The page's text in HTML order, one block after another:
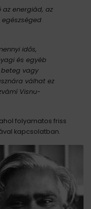
az energiád, az
egészséged
idős,
és egyéb
beteg vagy
válhat ez
Visnu-
folyamatos friss
kapcsolatban.